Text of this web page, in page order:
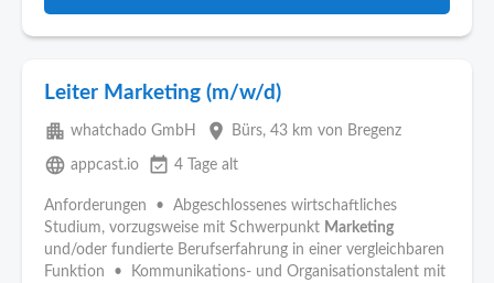
Leiter Marketing (m/w/d)
apartment whatchado GmbH place Bürs, 43 km von Bregenz
language appcast.io event_available 4 Tage alt
Anforderungen • Abgeschlossenes wirtschaftliches
Studium, vorzugsweise mit Schwerpunkt Marketing
und/oder fundierte Berufserfahrung in einer vergleichbaren
Funktion • Kommunikations- und Organisationstalent mit